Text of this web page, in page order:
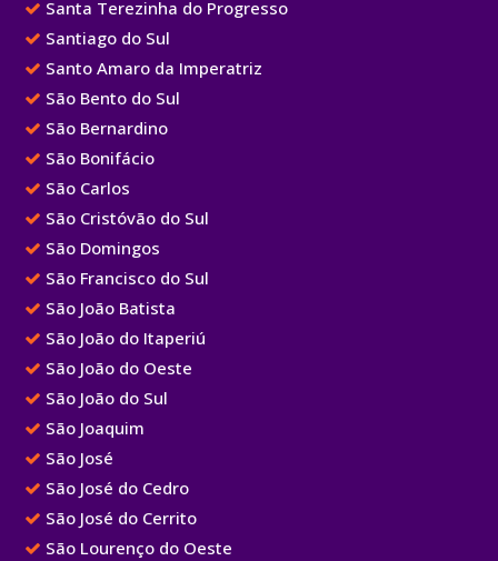
Santa Terezinha do Progresso
Santiago do Sul
Santo Amaro da Imperatriz
São Bento do Sul
São Bernardino
São Bonifácio
São Carlos
São Cristóvão do Sul
São Domingos
São Francisco do Sul
São João Batista
São João do Itaperiú
São João do Oeste
São João do Sul
São Joaquim
São José
São José do Cedro
São José do Cerrito
São Lourenço do Oeste